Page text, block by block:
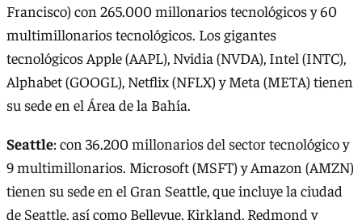
Francisco) con 265.000 millonarios tecnológicos y 60
multimillonarios tecnológicos. Los gigantes
tecnológicos Apple (AAPL), Nvidia (NVDA), Intel (INTC),
Alphabet (GOOGL), Netflix (NFLX) y Meta (META) tienen
su sede en el Área de la Bahía.
Seattle: con 36.200 millonarios del sector tecnológico y
9 multimillonarios. Microsoft (MSFT) y Amazon (AMZN)
tienen su sede en el Gran Seattle, que incluye la ciudad
de Seattle, así como Bellevue, Kirkland, Redmond y